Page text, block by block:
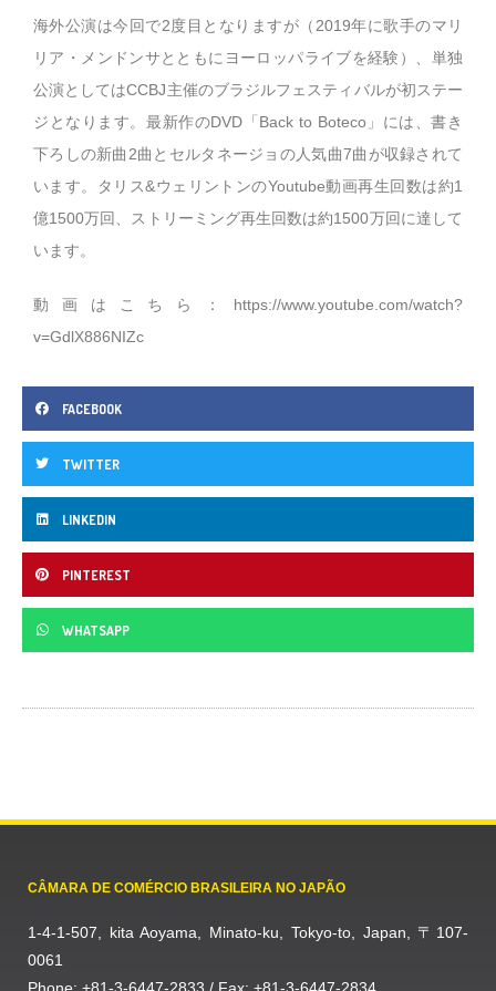
海外公演は今回で2度目となりますが（2019年に歌手のマリ
リア・メンドンサとともにヨーロッパライブを経験）、単独
公演としてはCCBJ主催のブラジルフェスティバルが初ステー
ジとなります。最新作のDVD「Back to Boteco」には、書き
下ろしの新曲2曲とセルタネージョの人気曲7曲が収録されて
います。タリス&ウェリントンのYoutube動画再生回数は約1
億1500万回、ストリーミング再生回数は約1500万回に達して
います。
動画はこちら： https://www.youtube.com/watch?
v=GdlX886NIZc
FACEBOOK
TWITTER
LINKEDIN
PINTEREST
WHATSAPP
CÂMARA DE COMÉRCIO BRASILEIRA NO JAPÃO
1-4-1-507, kita Aoyama, Minato-ku, Tokyo-to, Japan, 〒107-
0061